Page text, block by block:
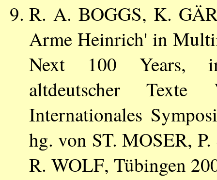
R. A. BOGGS, K.
Arme Heinrich' in
Next 100 Years,
altdeutscher
Internationales
hg. von ST. MOSER,
R. WOLF, Tübingen